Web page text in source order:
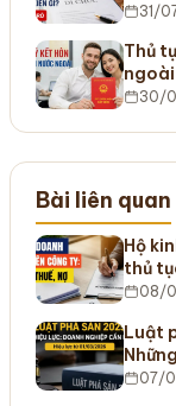
31/
Thủ
ngoài
30/
Bài liên quan
Hộ
thủ
08/
Luật
07/